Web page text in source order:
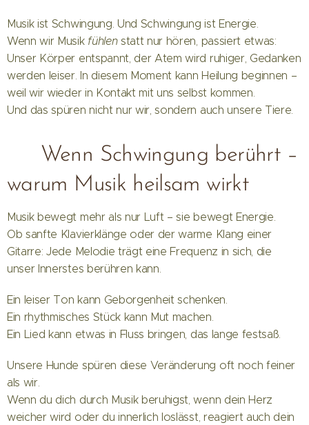
Musik ist Schwingung. Und Schwingung ist Energie.
Wenn wir Musik fühlenstatt nur hören, passiert etwas:
Unser Körper entspannt, der Atem wird ruhiger, Gedanken
werden leiser. In diesem Moment kann Heilung beginnen –
weil wir wieder in Kontakt mit uns selbst kommen.
Und das spüren nicht nur wir, sondern auch unsere Tiere.
💫 Wenn Schwingung berührt –
warum Musik heilsam wirkt
Musik bewegt mehr als nur Luft – sie bewegt Energie.
Ob sanfte Klavierklänge oder der warme Klang einer
Gitarre: Jede Melodie trägt eine Frequenz in sich, die
unser Innerstes berühren kann.
Ein leiser Ton kann Geborgenheit schenken.
Ein rhythmisches Stück kann Mut machen.
Ein Lied kann etwas in Fluss bringen, das lange festsaß.
Unsere Hunde spüren diese Veränderung oft noch feiner
als wir.
Wenn du dich durch Musik beruhigst, wenn dein Herz
weicher wird oder du innerlich loslässt, reagiert auch dein